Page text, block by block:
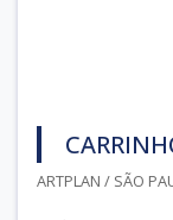
ARTPLAN / SÃO